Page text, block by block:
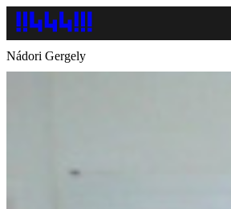
Nádori Gergely